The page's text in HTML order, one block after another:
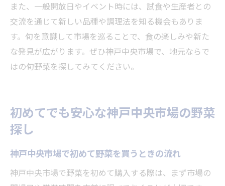
また、一般開放日やイベント時には、試食や生産者との
交流を通じて新しい品種や調理法を知る機会もありま
す。旬を意識して市場を巡ることで、食の楽しみや新た
な発見が広がります。ぜひ神戸中央市場で、地元ならで
はの旬野菜を探してみてください。
初めてでも安心な神戸中央市場の野菜
探し
神戸中央市場で初めて野菜を買うときの流れ
神戸中央市場で野菜を初めて購入する際は、まず市場の